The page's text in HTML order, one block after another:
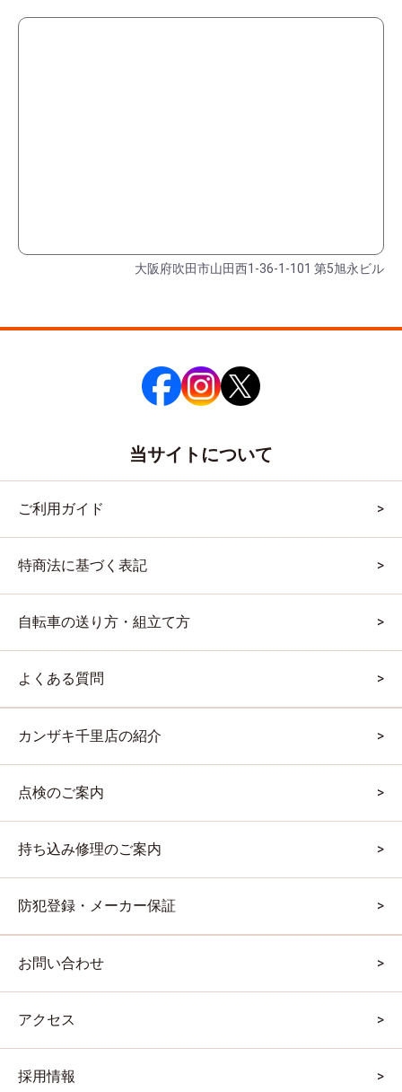
大阪府吹田市山田西1-36-1-101 第5旭永ビル
当サイトについて
ご利用ガイド
特商法に基づく表記
自転車の送り方・組立て方
よくある質問
カンザキ千里店の紹介
点検のご案内
持ち込み修理のご案内
防犯登録・メーカー保証
お問い合わせ
アクセス
採用情報